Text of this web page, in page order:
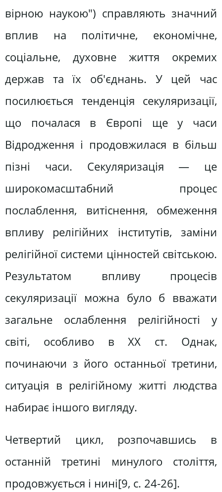
вірною наукою") справляють значний
вплив на політичне, економічне,
соціальне, духовне життя окремих
держав та їх об'єднань. У цей час
посилюється тенденція секуляризації,
що почалася в Європі ще у часи
Відродження і продовжилася в більш
пізні часи. Секуляризація — це
широкомасштабний процес
послаблення, витіснення, обмеження
впливу релігійних інститутів, заміни
релігійної системи цінностей світською.
Результатом впливу процесів
секуляризації можна було б вважати
загальне ослаблення релігійності у
світі, особливо в XX ст. Однак,
починаючи з його останньої третини,
ситуація в релігійному житті людства
набирає іншого вигляду.
Четвертий цикл, розпочавшись в
останній третині минулого століття,
продовжується і нині[9, c. 24-26].